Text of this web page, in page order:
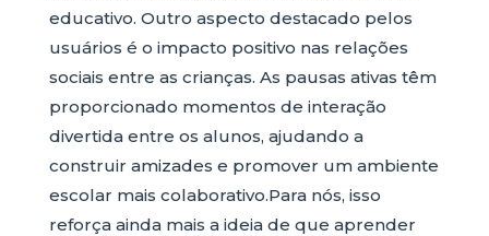
educativo. Outro aspecto destacado pelos
usuários é o impacto positivo nas relações
sociais entre as crianças. As pausas ativas têm
proporcionado momentos de interação
divertida entre os alunos, ajudando a
construir amizades e promover um ambiente
escolar mais colaborativo.Para nós, isso
reforça ainda mais a ideia de que aprender